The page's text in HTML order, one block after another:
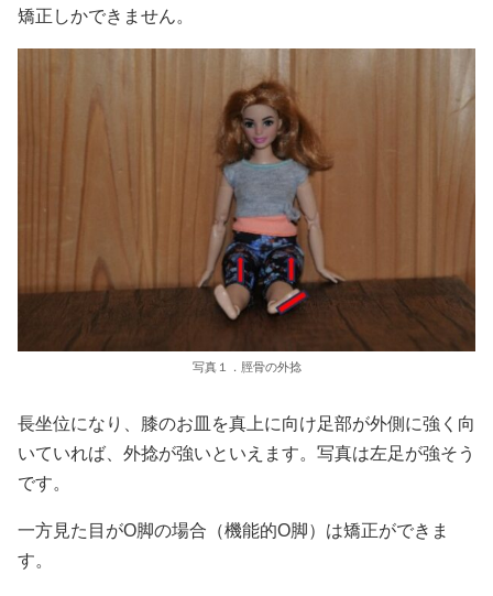
矯正しかできません。
写真１．脛骨の外捻
長坐位になり、膝のお皿を真上に向け足部が外側に強く向
いていれば、外捻が強いといえます。写真は左足が強そう
です。
一方見た目がO脚の場合（機能的O脚）は矯正ができま
す。